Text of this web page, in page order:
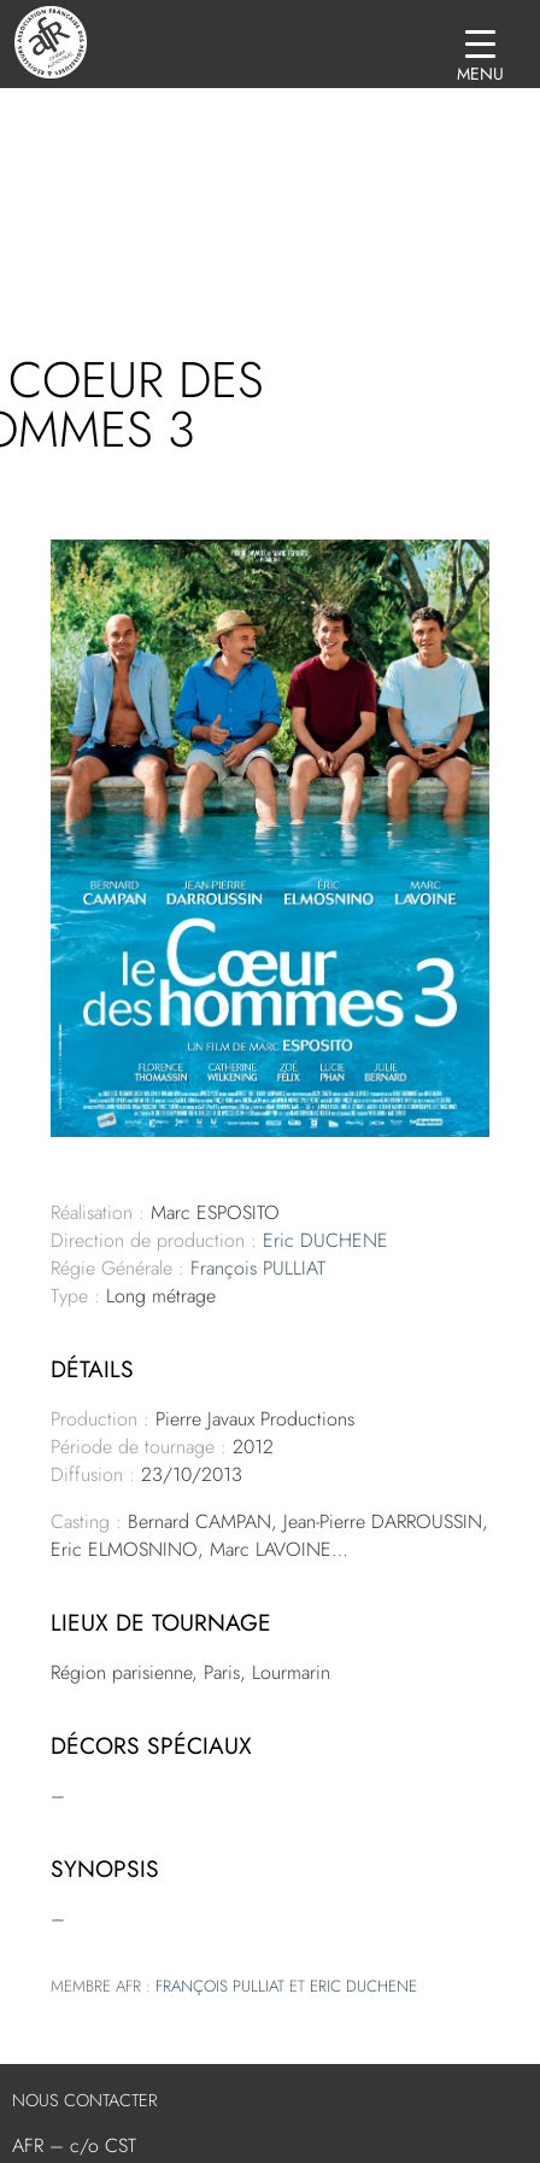
DES
3
Réalisation : Marc ESPOSITO
Direction de production : Eric DUCHENE
Régie Générale : François PULLIAT
Type : Long métrage
DÉTAILS
Production : Pierre Javaux Productions
Période de tournage : 2012
Diffusion : 23/10/2013
Casting : Bernard CAMPAN, Jean-Pierre DARROUSSIN,
Eric ELMOSNINO, Marc LAVOINE…
LIEUX DE TOURNAGE
Région parisienne, Paris, Lourmarin
DÉCORS SPÉCIAUX
–
SYNOPSIS
–
MEMBRE AFR : FRANÇOIS PULLIAT ET ERIC DUCHENE
NOUS CONTACTER
AFR – c/o CST
MENU